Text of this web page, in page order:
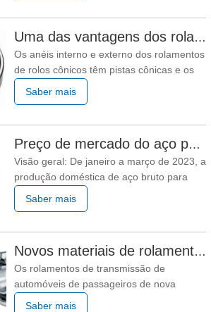
gaiola, os rolos e os anéis sejam não
travado após a
Uma das vantagens dos rolamentos de rolos cônicos - menor espaço de instalação
Os anéis interno e externo dos rolamentos
de rolos cônicos têm pistas cônicas e os
corpos rolantes também são cônicos, o
que é um rolamento separável. As
rolamento: rolamentos de rolos cônicos de
uma carreira,
Saber mais
Preço de mercado do aço para rolamentos pode enfraquecer com choque em maio
Visão geral: De janeiro a março de 2023, a
produção doméstica de aço bruto para
rolamentos diminuiu 0,69% em relação ao
ano anterior, e a produção de aço para
aço para rolamentos em abril, a tendência
geral foi volátil
Saber mais
Novos materiais de rolamentos de caixa de câmbio de carros de passageiros de energia e controle técnico chave do processamento térmico
Os rolamentos de transmissão de
automóveis de passageiros de nova
energia incluem rolamentos rígidos de
Saber mais